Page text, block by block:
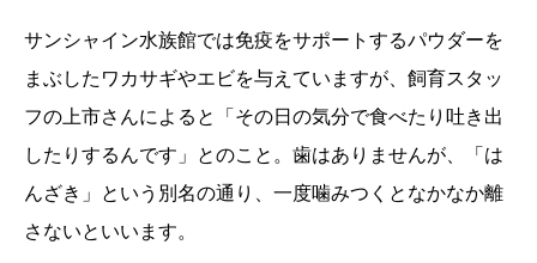
サンシャイン水族館では免疫をサポートするパウダーを
まぶしたワカサギやエビを与えていますが、飼育スタッ
フの上市さんによると「その日の気分で食べたり吐き出
したりするんです」とのこと。歯はありませんが、「は
んざき」という別名の通り、一度噛みつくとなかなか離
さないといいます。